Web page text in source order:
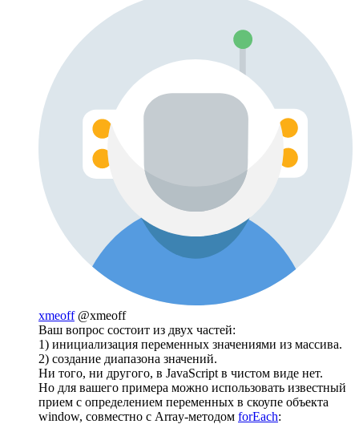
xmeoff @xmeoff
Ваш вопрос состоит из двух частей:
1) инициализация переменных значениями из массива.
2) создание диапазона значений.
Ни того, ни другого, в JavaScript в чистом виде нет.
Но для вашего примера можно использовать известный
прием с определением переменных в скоупе объекта
window, совместно с Array-методом forEach: